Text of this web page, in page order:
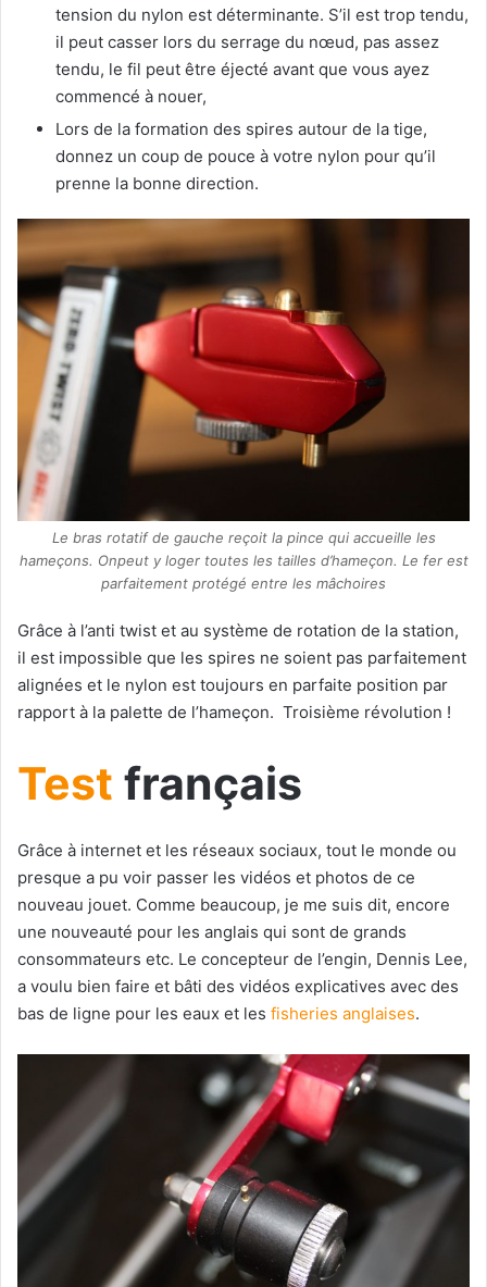
tension du nylon est déterminante. S’il est trop tendu,
il peut casser lors du serrage du nœud, pas assez
tendu, le fil peut être éjecté avant que vous ayez
commencé à nouer,
Lors de la formation des spires autour de la tige,
donnez un coup de pouce à votre nylon pour qu’il
prenne la bonne direction.
Le bras rotatif de gauche reçoit la pince qui accueille les
hameçons. Onpeut y loger toutes les tailles d’hameçon. Le fer est
parfaitement protégé entre les mâchoires
Grâce à l’anti twist et au système de rotation de la station,
il est impossible que les spires ne soient pas parfaitement
alignées et le nylon est toujours en parfaite position par
rapport à la palette de l’hameçon. Troisième révolution !
Test français
Grâce à internet et les réseaux sociaux, tout le monde ou
presque a pu voir passer les vidéos et photos de ce
nouveau jouet. Comme beaucoup, je me suis dit, encore
une nouveauté pour les anglais qui sont de grands
consommateurs etc. Le concepteur de l’engin, Dennis Lee,
a voulu bien faire et bâti des vidéos explicatives avec des
bas de ligne pour les eaux et les fisheries anglaises.